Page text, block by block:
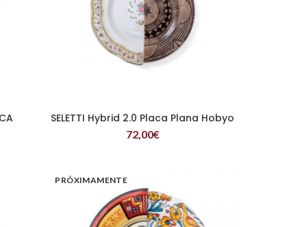
LEER MÁS
SELETTI Hybrid 2.0 Placa Plana Hobyo
72,00€
PRÓXIMAMENTE